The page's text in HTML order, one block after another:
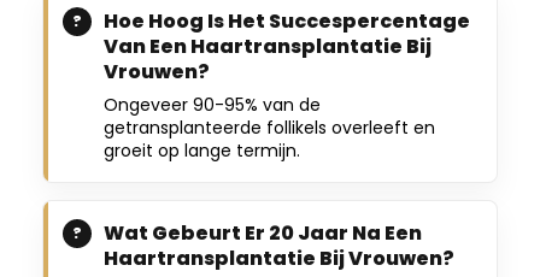
Hoe Hoog Is Het Succespercentage
Van Een Haartransplantatie Bij
Vrouwen?
Ongeveer 90-95% van de
getransplanteerde follikels overleeft en
groeit op lange termijn.
Wat Gebeurt Er 20 Jaar Na Een
Haartransplantatie Bij Vrouwen?